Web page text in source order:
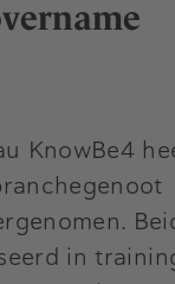
KnowBe4
in